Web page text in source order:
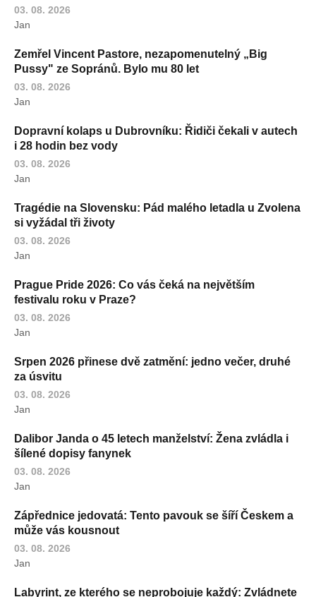
03. 08. 2026
Jan
Zemřel Vincent Pastore, nezapomenutelný „Big
Pussy" ze Sopránů. Bylo mu 80 let
03. 08. 2026
Jan
Dopravní kolaps u Dubrovníku: Řidiči čekali v autech
i 28 hodin bez vody
03. 08. 2026
Jan
Tragédie na Slovensku: Pád malého letadla u Zvolena
si vyžádal tři životy
03. 08. 2026
Jan
Prague Pride 2026: Co vás čeká na největším
festivalu roku v Praze?
03. 08. 2026
Jan
Srpen 2026 přinese dvě zatmění: jedno večer, druhé
za úsvitu
03. 08. 2026
Jan
Dalibor Janda o 45 letech manželství: Žena zvládla i
šílené dopisy fanynek
03. 08. 2026
Jan
Zápřednice jedovatá: Tento pavouk se šíří Českem a
může vás kousnout
03. 08. 2026
Jan
Labyrint, ze kterého se neprobojuje každý: Zvládnete